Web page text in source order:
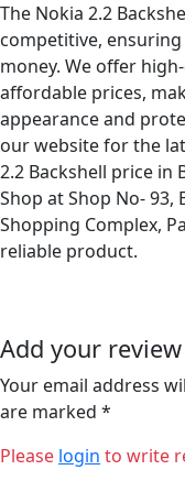
The Nokia 2.2
competitive,
money. We offer
affordable prices,
appearance and
our website for the
2.2 Backshell price in
Shop at Shop No- 93,
Shopping Complex,
reliable product.
Add your review
Your email address
are marked *
Please login to write